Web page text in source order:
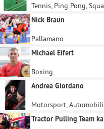
Nick Braun
Pallamano
Michael Eifert
Boxing
Andrea Giordano
Tractor Pulling Team